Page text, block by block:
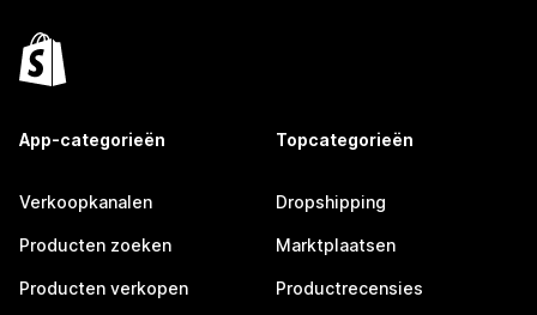
App-categorieën
Verkoopkanalen
Producten zoeken
Producten verkopen
Topcategorieën
Dropshipping
Marktplaatsen
Productrecensies